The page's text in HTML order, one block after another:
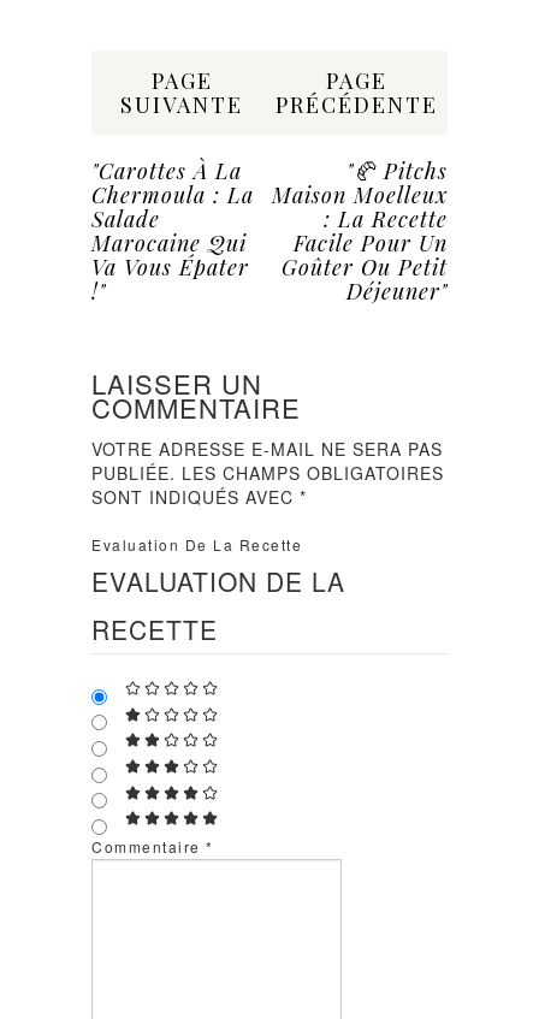
PAGE
SUIVANTE
"Carottes À La
Chermoula : La
Salade
Marocaine Qui
Va Vous Épater
!"
PAGE
PRÉCÉDENTE
"🥐 Pitchs
Maison Moelleux
: La Recette
Facile Pour Un
Goûter Ou Petit
Déjeuner"
LAISSER UN
COMMENTAIRE
VOTRE ADRESSE E-MAIL NE SERA PAS
PUBLIÉE. LES CHAMPS OBLIGATOIRES
SONT INDIQUÉS AVEC*
Evaluation De La Recette
EVALUATION DE LA
RECETTE
Commentaire*